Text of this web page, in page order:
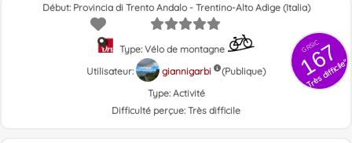
GRSIC
167
Très difficile"
Début: Provincia di Trento Andalo - Trentino-Alto Adige (Italia)
Type: Vélo de montagne
Utilisateur:
giannigarbi
(Publique)
Type: Activité
Difficulté perçue: Très difficile